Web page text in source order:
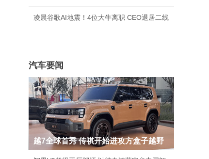
凌晨谷歌AI地震！4位大牛离职 CEO退居二线
汽车要闻
越7全球首秀 传祺开始进攻方盒子越野